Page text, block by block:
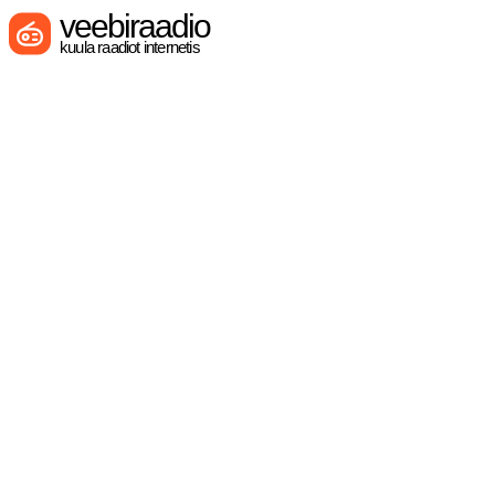
veebiraadio
kuula raadiot internetis